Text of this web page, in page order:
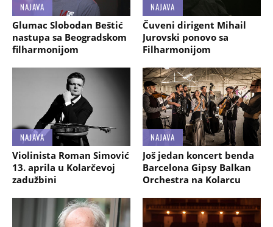
NAJAVA
Glumac Slobodan Beštić
nastupa sa Beogradskom
filharmonijom
NAJAVA
Čuveni dirigent Mihail
Jurovski ponovo sa
Filharmonijom
NAJAVA
Violinista Roman Simović
13. aprila u Kolarčevoj
zadužbini
NAJAVA
Još jedan koncert benda
Barcelona Gipsy Balkan
Orchestra na Kolarcu